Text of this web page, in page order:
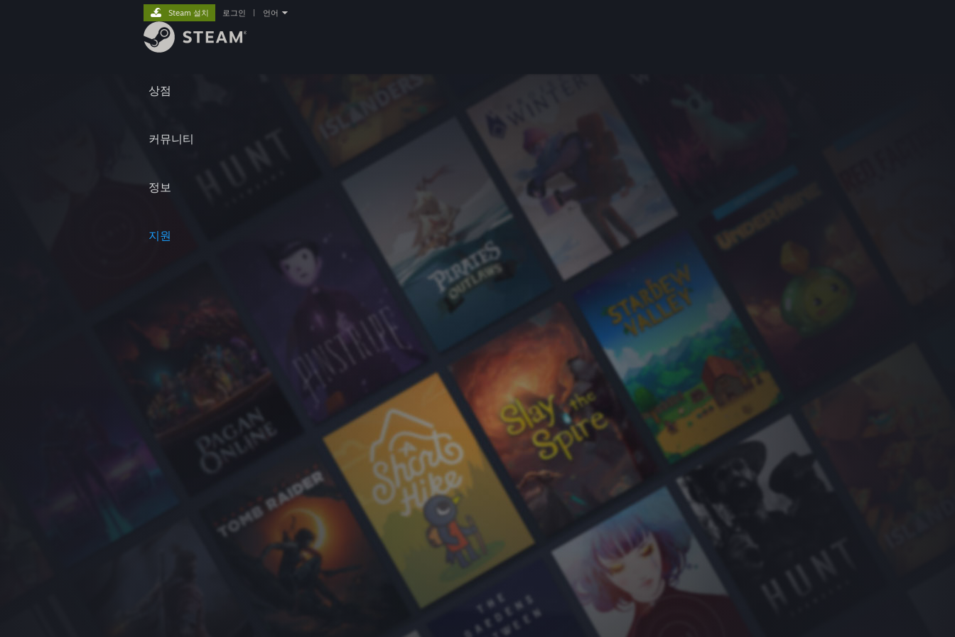
상점
커뮤니티
정보
지원
Steam 설치 로그인 언어